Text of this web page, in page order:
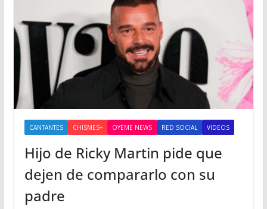
CANTANTES CHISMES+ OYEME NEWS RED SOCIAL VIDEOS
Hijo de Ricky Martin pide que
dejen de compararlo con su
padre